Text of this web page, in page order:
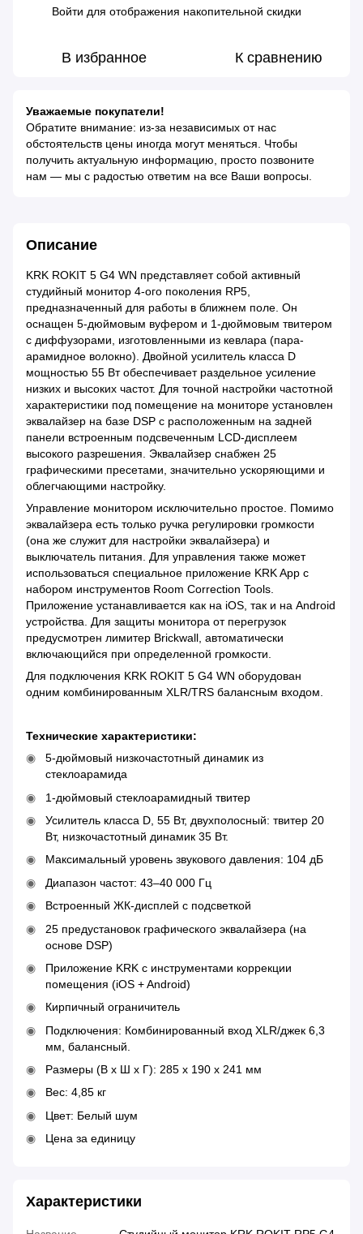
Войти для отображения накопительной скидки
В избранное К сравнению
Уважаемые покупатели!
Обратите внимание: из-за независимых от нас
обстоятельств цены иногда могут меняться. Чтобы
получить актуальную информацию, просто позвоните
нам — мы с радостью ответим на все Ваши вопросы.
Описание
KRK ROKIT 5 G4 WN представляет собой активный
студийный монитор 4-ого поколения RP5,
предназначенный для работы в ближнем поле. Он
оснащен 5-дюймовым вуфером и 1-дюймовым твитером
с диффузорами, изготовленными из кевлара (пара-
арамидное волокно). Двойной усилитель класса D
мощностью 55 Вт обеспечивает раздельное усиление
низких и высоких частот. Для точной настройки частотной
характеристики под помещение на мониторе установлен
эквалайзер на базе DSP с расположенным на задней
панели встроенным подсвеченным LCD-дисплеем
высокого разрешения. Эквалайзер снабжен 25
графическими пресетами, значительно ускоряющими и
облегчающими настройку.
Управление монитором исключительно простое. Помимо
эквалайзера есть только ручка регулировки громкости
(она же служит для настройки эквалайзера) и
выключатель питания. Для управления также может
использоваться специальное приложение KRK App с
набором инструментов Room Correction Tools.
Приложение устанавливается как на iOS, так и на Android
устройства. Для защиты монитора от перегрузок
предусмотрен лимитер Brickwall, автоматически
включающийся при определенной громкости.
Для подключения KRK ROKIT 5 G4 WN оборудован
одним комбинированным XLR/TRS балансным входом.
Технические характеристики:
5-дюймовый низкочастотный динамик из
стеклоарамида
1-дюймовый стеклоарамидный твитер
Усилитель класса D, 55 Вт, двухполосный: твитер 20
Вт, низкочастотный динамик 35 Вт.
Максимальный уровень звукового давления: 104 дБ
Диапазон частот: 43–40 000 Гц
Встроенный ЖК-дисплей с подсветкой
25 предустановок графического эквалайзера (на
основе DSP)
Приложение KRK с инструментами коррекции
помещения (iOS + Android)
Кирпичный ограничитель
Подключения: Комбинированный вход XLR/джек 6,3
мм, балансный.
Размеры (В х Ш х Г): 285 х 190 х 241 мм
Вес: 4,85 кг
Цвет: Белый шум
Цена за единицу
Характеристики